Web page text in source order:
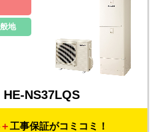
地
NS37LQS
＋工事保証がコミコミ！